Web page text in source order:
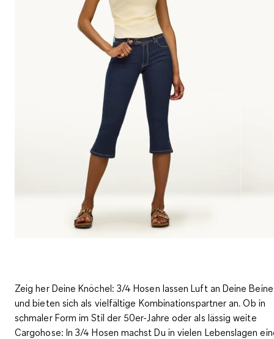
Zeig her Deine Knöchel: 3/4 Hosen lassen Luft an Deine Beine
und bieten sich als vielfältige Kombinationspartner an. Ob in
schmaler Form im Stil der 50er-Jahre oder als lässig weite
Cargohose: In 3/4 Hosen machst Du in vielen Lebenslagen